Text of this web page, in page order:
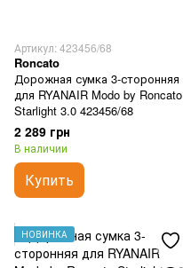
Артикул: 423456/68
Roncato
Дорожная сумка 3-сторонняя
для RYANAIR Modo by Roncato
Starlight 3.0 423456/68
2 289 грн
В наличии
Купить
НОВИНКА